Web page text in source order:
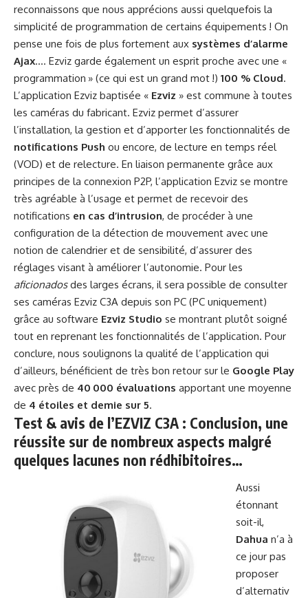
reconnaissons que nous apprécions aussi quelquefois la
simplicité de programmation de certains équipements ! On
pense une fois de plus fortement aux systèmes d’alarme
Ajax…. Ezviz garde également un esprit proche avec une «
programmation » (ce qui est un grand mot !) 100 % Cloud.
L’application Ezviz baptisée « Ezviz » est commune à toutes
les caméras du fabricant. Ezviz permet d’assurer
l’installation, la gestion et d’apporter les fonctionnalités de
notifications Push ou encore, de lecture en temps réel
(VOD) et de relecture. En liaison permanente grâce aux
principes de la connexion P2P, l’application Ezviz se montre
très agréable à l’usage et permet de recevoir des
notifications en cas d’intrusion, de procéder à une
configuration de la détection de mouvement avec une
notion de calendrier et de sensibilité, d’assurer des
réglages visant à améliorer l’autonomie. Pour les
aficionadosdes larges écrans, il sera possible de consulter
ses caméras Ezviz C3A depuis son PC (PC uniquement)
grâce au software Ezviz Studio se montrant plutôt soigné
tout en reprenant les fonctionnalités de l’application. Pour
conclure, nous soulignons la qualité de l’application qui
d’ailleurs, bénéficient de très bon retour sur le Google Play
avec près de 40 000 évaluations apportant une moyenne
de 4 étoiles et demie sur 5.
Test & avis de l’EZVIZ C3A : Conclusion, une
réussite sur de nombreux aspects malgré
quelques lacunes non rédhibitoires…
Aussi
étonnant
soit-il,
Dahua n’a à
ce jour pas
proposer
d’alternativ